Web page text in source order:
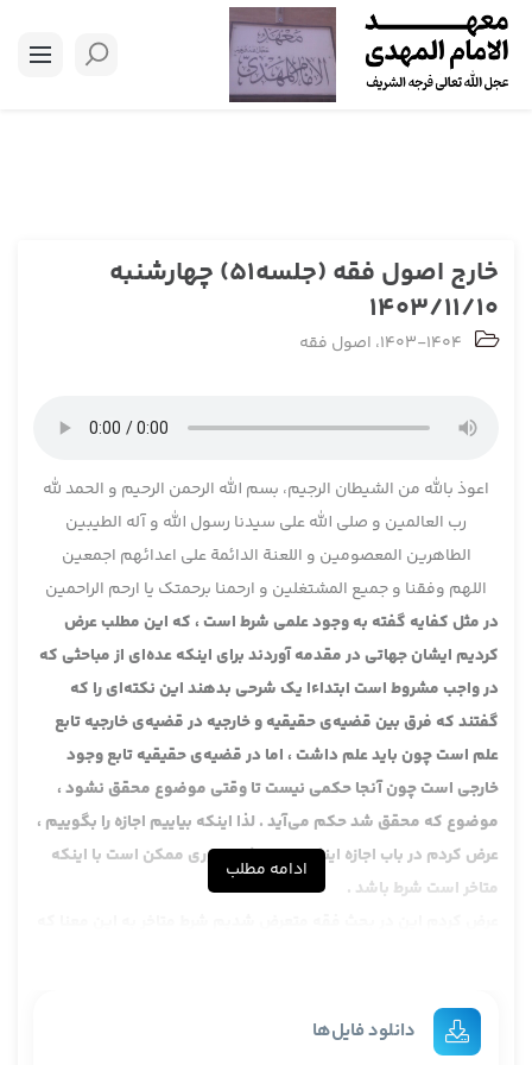
خارج اصول فقه (جلسه51) چهارشنبه
1403/11/10
1403-1404، اصول فقه
اعوذ بالله من الشیطان الرجیم، بسم الله الرحمن الرحیم و الحمد لله
رب العالمین و صلی الله علی سیدنا رسول الله و آله الطیبین
الطاهرین المعصومین و اللعنة الدائمة علی اعدائهم اجمعین
اللهم وفقنا و جمیع المشتغلین و ارحمنا برحمتک یا ارحم الراحمین
در مثل کفایه گفته به وجود علمی شرط است ، که این مطلب عرض
کردیم ایشان جهاتی در مقدمه آوردند برای اینکه عده‌ای از مباحثی که
در واجب مشروط است ابتداءا یک شرحی بدهند این نکته‌ای را که
گفتند که فرق بین قضیه‌ی حقیقیه و خارجیه در قضیه‌ی خارجیه تابع
علم است چون باید علم داشت ، اما در قضیه‌ی حقیقیه تابع وجود
خارجی است چون آنجا حکمی نیست تا وقتی موضوع محقق نشود ،
موضوع که محقق شد حکم می‌آید . لذا اینکه بیاییم اجازه را بگوییم ،
عرض کردم در باب اجازه اینکه اجازه مثلا چطوری ممکن است با اینکه
متاخر است شرط باشد .
شما می‌بینید الان زید مثلا سرفه می‌کنید ، می‌گویید این سرفه‌ی
خاصی که تو الان داری در ده روز پیش خانه‌ات بودم فلان غذا را خوردی
ادامه مطلب
دانلود فایل‌ها